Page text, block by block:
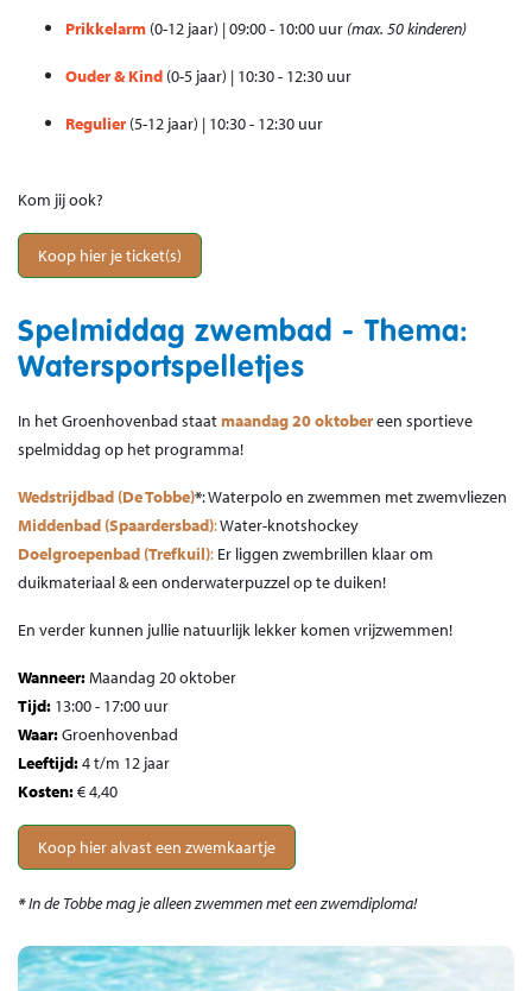
Prikkelarm (0-12 jaar) | 09:00 - 10:00 uur (max. 50 kinderen)
Ouder & Kind (0-5 jaar) | 10:30 - 12:30 uur
Regulier (5-12 jaar) | 10:30 - 12:30 uur
Kom jij ook?
Koop hier je ticket(s)
Spelmiddag zwembad - Thema:
Watersportspelletjes
In het Groenhovenbad staatmaandag 20 oktobereen sportieve
spelmiddag op het programma!
Wedstrijdbad (De Tobbe)*: Waterpolo en zwemmen met zwemvliezen
Middenbad (Spaardersbad):Water-knotshockey
Doelgroepenbad (Trefkuil): Er liggen zwembrillen klaar om
duikmateriaal & een onderwaterpuzzel op te duiken!
En verder kunnen jullie natuurlijk lekker komen vrijzwemmen!
Wanneer:Maandag 20 oktober
Tijd: 13:00 - 17:00 uur
Waar:Groenhovenbad
Leeftijd:4 t/m 12 jaar
Kosten:€ 4,40
Koop hier alvast een zwemkaartje
*In de Tobbe mag je alleen zwemmen met een zwemdiploma!